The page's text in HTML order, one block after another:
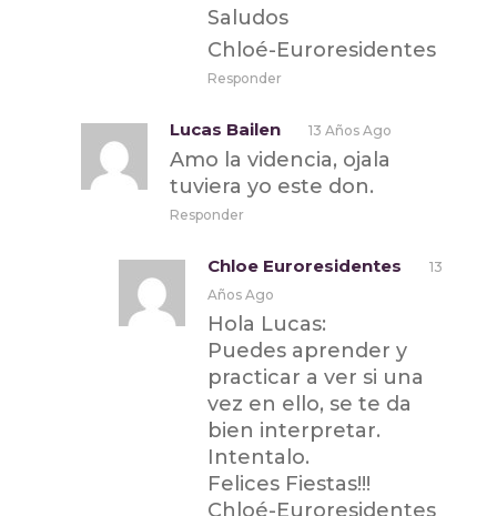
Saludos
Chloé-Euroresidentes
Responder
Lucas Bailen 13 Años Ago
Amo la videncia, ojala
tuviera yo este don.
Responder
Chloe Euroresidentes
13
Años Ago
Hola Lucas:
Puedes aprender y
practicar a ver si una
vez en ello, se te da
bien interpretar.
Intentalo.
Felices Fiestas!!!
Chloé-Euroresidentes